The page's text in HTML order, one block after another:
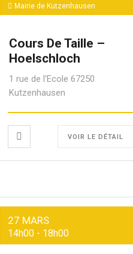
Mairie de Kutzenhausen
Cours De Taille –
Hoelschloch
1 rue de l'Ecole 67250
Kutzenhausen
VOIR LE DÉTAIL
27 MARS
14h00 - 18h00